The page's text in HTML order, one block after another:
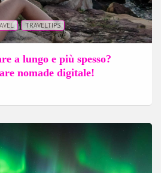
TRAVELTIPS
a lungo e più spesso?
nomade digitale!